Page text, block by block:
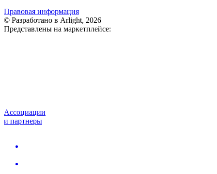
Правовая информация
© Разработано в Arlight, 2026
Представлены на маркетплейсе:
Ассоциации
и партнеры